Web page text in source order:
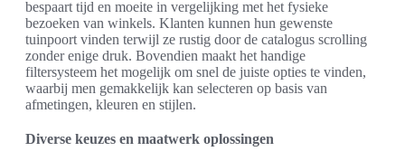
bespaart tijd en moeite in vergelijking met het fysieke
bezoeken van winkels. Klanten kunnen hun gewenste
tuinpoort vinden terwijl ze rustig door de catalogus scrolling
zonder enige druk. Bovendien maakt het handige
filtersysteem het mogelijk om snel de juiste opties te vinden,
waarbij men gemakkelijk kan selecteren op basis van
afmetingen, kleuren en stijlen.
Diverse keuzes en maatwerk oplossingen